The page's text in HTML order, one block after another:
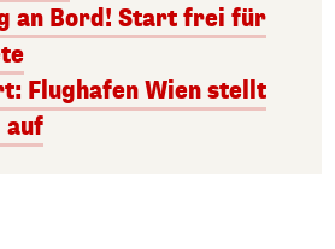
an Bord! Start frei für
Flughafen Wien stellt
auf